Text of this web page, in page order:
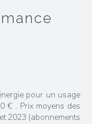
pour un usage
€ . Prix moyens des
2023 (abonnements